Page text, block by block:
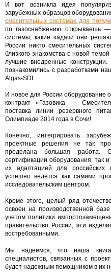
И вот возникла идея
зарубежных образцов
смесительных системах для
по газоснабжению открываешь
системы, какие задачи они
России никто смесительных
близкого знакомства с новой
лучшие внедренные
познакомились с разработками
Algas-SDI.
И новое для России оборудование
контракт «Газовика —
поставка линии резервного
Олимпиаде 2014 года в Сочи!
Конечно, интегрировать
проектные решения не так
проделана большая работа.
сертификации оборудования, так
их адаптацией для российских
успешно ведется как самими
исследовательским центром.
Кроме этого, целый ряд
освоен на производственной
учетом политики
правительство России, эти
востребованными.
Мы надеемся, что наша книга
специалистов, связанных с
будет надежным помощником в их